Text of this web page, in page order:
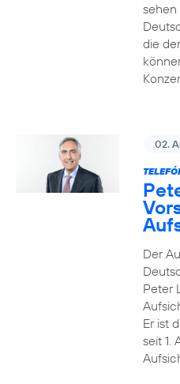
sehen
die
02.
Der
Peter
Er ist
seit 1.